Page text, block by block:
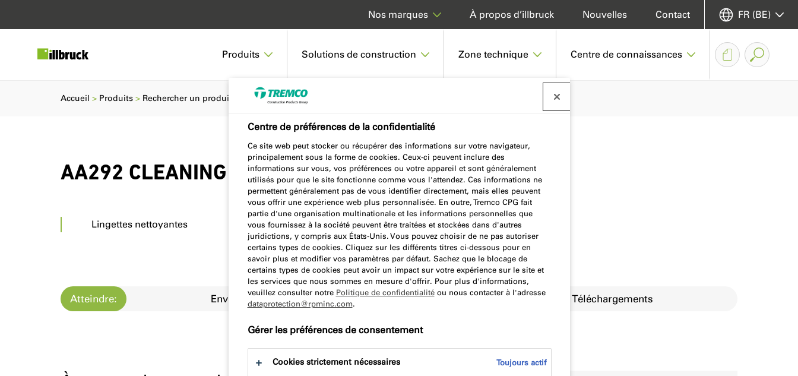
Produits Solutions de construction Zone technique Centre de connaissances
À propos d’illbruck Nouvelles Contact
Nos marques FR (BE)
AA292 CLEANING CLOTHS
Lingettes nettoyantes
Accueil Produits Rechercher un produit AA292 CLEANING CLOTHS
Atteindre: Environ Avantages du produit Téléchargements
Centre de préférences de la confidentialité
Ce site web peut stocker ou récupérer des informations sur votre navigateur,
principalement sous la forme de cookies. Ceux-ci peuvent inclure des
informations sur vous, vos préférences ou votre appareil et sont généralement
utilisés pour que le site fonctionne comme vous l'attendez. Ces informations ne
permettent généralement pas de vous identifier directement, mais elles peuvent
vous offrir une expérience web plus personnalisée. En outre, Tremco CPG fait
partie d'une organisation multinationale et les informations personnelles que
vous fournissez à la société peuvent être traitées et stockées dans d'autres
juridictions, y compris aux États-Unis. Vous pouvez choisir de ne pas autoriser
certains types de cookies. Cliquez sur les différents titres ci-dessous pour en
savoir plus et modifier vos paramètres par défaut. Sachez que le blocage de
certains types de cookies peut avoir un impact sur votre expérience sur le site et
les services que nous sommes en mesure d'offrir. Pour plus d'informations,
veuillez consulter notre Politique de confidentialitéou nous contacter à l'adresse
dataprotection@rpminc.com.
Gérer les préférences de consentement
Cookies strictement nécessaires Toujours actif